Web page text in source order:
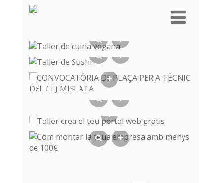
TALLER DE CUINA VEGANA
TALLER DE SUSHI
CONVOCATÒRIA DE PLAÇA PER A
TÈCNIC DEL CLJ MISLATA
ASSOCIATIU
TALLER CREA EL TEU PORTAL
WEB GRATIS
COM MONTAR LA TEUA